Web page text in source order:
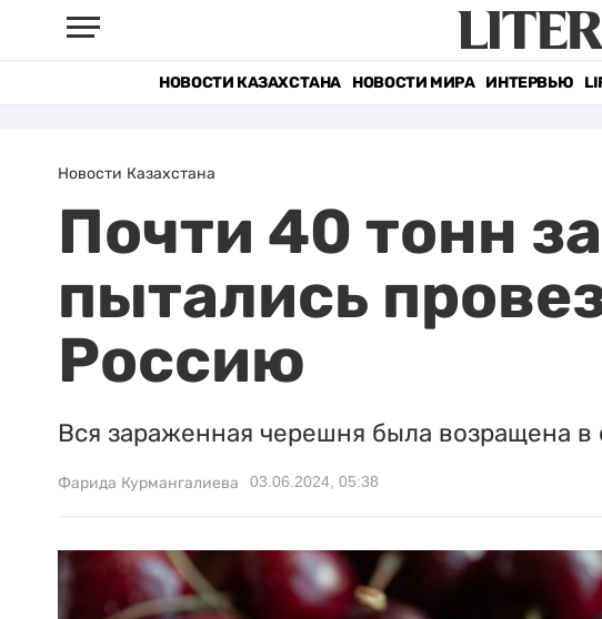
НОВОСТИ КАЗАХСТАНА НОВОСТИ МИРА ИНТЕРВЬЮ
Новости Казахстана
Почти 40 тонн
пытались
Россию
Вся зараженная черешня была возращена в
Фарида Курмангалиева 03.06.2024, 05:38